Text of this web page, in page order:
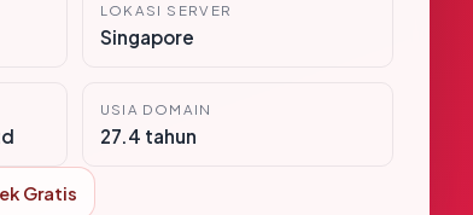
LOKASI SERVER
Singapore
USIA DOMAIN
27.4 tahun
Gratis